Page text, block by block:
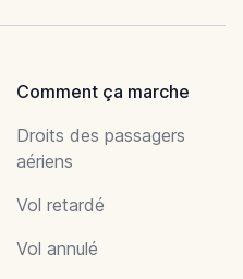
Comment ça marche
Droits des passagers
aériens
Vol retardé
Vol annulé